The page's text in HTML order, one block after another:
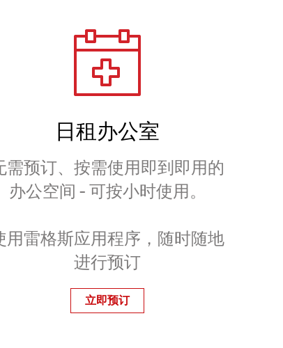
日租办公室
需预订、按需使用即到即用的
办公空间 - 可按小时使用。
用雷格斯应用程序，随时随地
进行预订
立即预订